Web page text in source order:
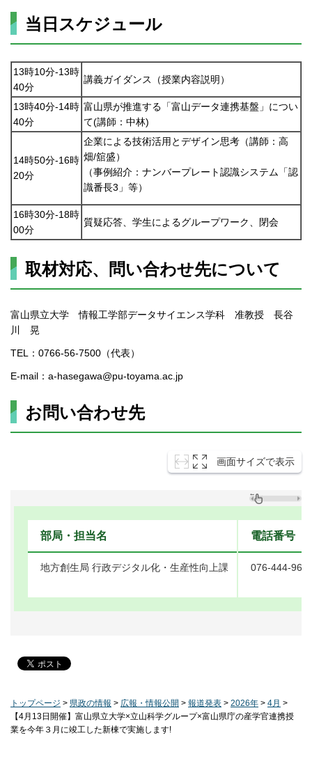
当日スケジュール
13時10分-13時
40分
講義ガイダンス（授業内容説明）
13時40分-14時
40分
富山県が推進する「富山データ連携基盤」につい
て(講師：中林)
14時50分-16時
20分
企業による技術活用とデザイン思考（講師：高
畑/舘盛）
（事例紹介：ナンバープレート認識システム「認
識番長3」等）
16時30分-18時
00分
質疑応答、学生によるグループワーク、閉会
取材対応、問い合わせ先について
富山県立大学 情報工学部データサイエンス学科 准教授 長谷
川 晃
TEL：0766-56-7500（代表）
E-mail：a-hasegawa@pu-toyama.ac.jp
お問い合わせ先
画面サイズで表示
部局・担当名 電話番号
地方創生局 行政デジタル化・生産性向上課 076-444-
トップページ > 県政の情報 > 広報・情報公開 > 報道発表 > 2026年 > 4月 >
【4月13日開催】富山県立大学×立山科学グループ×富山県庁の産学官連携授
業を今年３月に竣工した新棟で実施します!